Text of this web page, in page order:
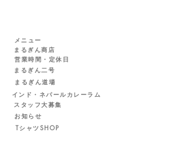
メニュー
まるぎん商店
営業時間・定休日
まるぎん二号
まるぎん道場
インド・ネパールカレーラム
スタッフ大募集
お知らせ
TシャツSHOP